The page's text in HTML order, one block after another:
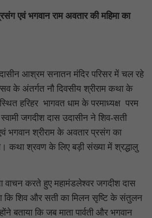
एवं भगवान राम अवतार की महिमा का
आश्रम सनातन मंदिर परिसर में चल रहे
के अंतर्गत नौ दिवसीय श्रीराम कथा के
स्थित हरिहर भागवत धाम के परमाध्यक्ष परम
जगदीश दास उदासीन ने शिव-सती
भगवान श्रीराम के अवतार प्रसंग का
कथा श्रवण के लिए बड़ी संख्या में श्रद्धालु
वाचन करते हुए महामंडलेश्वर जगदीश दास
कि शिव और सती का मिलन सृष्टि के संतुलन
बताया कि जब माता पार्वती और भगवान